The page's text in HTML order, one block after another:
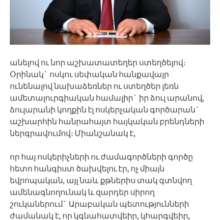
անելով ու նոր աշխատատեղեր ստեղծելով։
Օրինակ` ոսկու սեփական հանքավայր
ունենալով նախաձեռներ ու ստեղծեր լեռն
ամետալուրգիական համալիր` իր ձուլ արանով,
ձուլարանի կողքին էլ ոսկերչական գործարան`
աշխարհին հանրահայտ հայկական բրենդների
ներգրավումով։ Միանշանակ է,
որ հայ ոսկերիչների ու ժամագործների գործը
հետո հանգիստ ծախվելու էր, ոչ միայն
եվրոպական, այլ նաև քթներիս տակ գտնվող
ամենագնողունակ և զարդեր սիրող
շուկաներում` Արաբական պետությունների
ժամանակ է, որ կգնահատվեիր, կհարգվեիր,